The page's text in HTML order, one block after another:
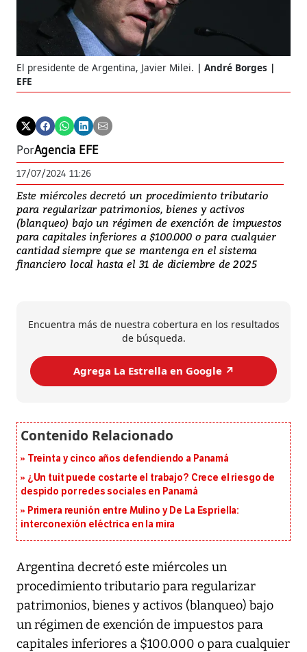
El presidente de Argentina, Javier Milei.
André Borges |
EFE
PorAgencia EFE
17/07/2024 11:26
Este miércoles decretó un procedimiento tributario
para regularizar patrimonios, bienes y activos
(blanqueo) bajo un régimen de exención de impuestos
para capitales inferiores a $100.000 o para cualquier
cantidad siempre que se mantenga en el sistema
financiero local hasta el 31 de diciembre de 2025
Encuentra más de nuestra cobertura en los resultados
de búsqueda.
Agrega La Estrella en Google ↗️
Treinta y cinco años defendiendo a Panamá
¿Un tuit puede costarte el trabajo? Crece el riesgo de
despido por redes sociales en Panamá
Primera reunión entre Mulino y De La Espriella:
interconexión eléctrica en la mira
Argentina decretó este miércoles un
procedimiento tributario para regularizar
patrimonios, bienes y activos (blanqueo) bajo
un régimen de exención de impuestos para
capitales inferiores a $100.000 o para cualquier